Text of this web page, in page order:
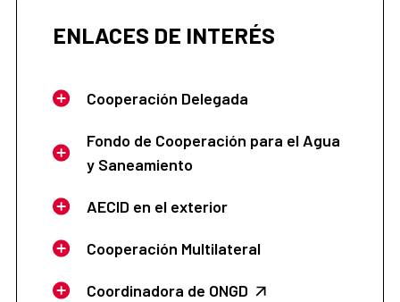
ENLACES DE INTERÉS
Cooperación Delegada
Fondo de Cooperación para el Agua
y Saneamiento
AECID en el exterior
Cooperación Multilateral
Coordinadora de ONGD